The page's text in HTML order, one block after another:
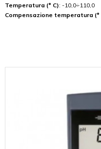
Temperatura (° C): -10,0÷110,0
Compensazione temperatura (°